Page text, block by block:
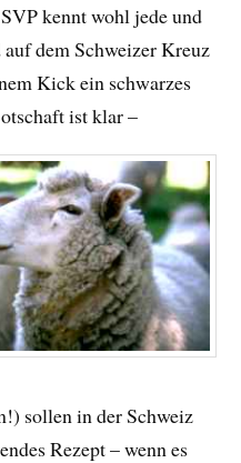
kennt wohl jede und
dem Schweizer Kreuz
Kick ein schwarzes
ist klar –
sollen in der Schweiz
Rezept – wenn es